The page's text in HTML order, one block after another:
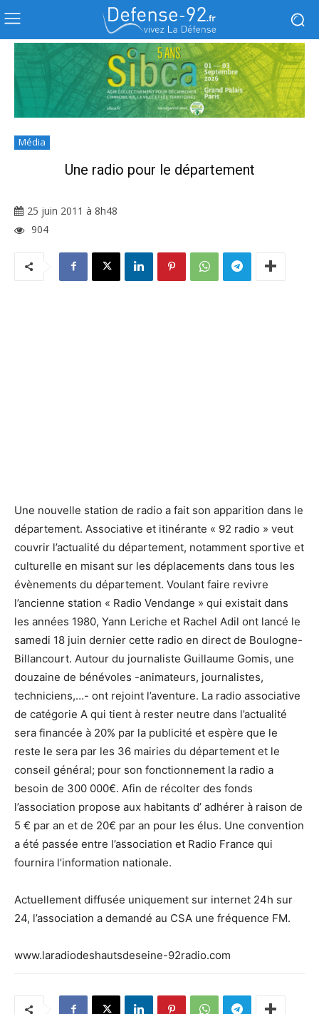
Média
Une radio pour le département
25 juin 2011 à 8h48
904
Une nouvelle station de radio a fait son apparition dans le
département. Associative et itinérante « 92 radio » veut
couvrir l’actualité du département, notamment sportive et
culturelle en misant sur les déplacements dans tous les
évènements du département. Voulant faire revivre
l’ancienne station « Radio Vendange » qui existait dans
les années 1980, Yann Leriche et Rachel Adil ont lancé le
samedi 18 juin dernier cette radio en direct de Boulogne-
Billancourt. Autour du journaliste Guillaume Gomis, une
douzaine de bénévoles -animateurs, journalistes,
techniciens,…- ont rejoint l’aventure. La radio associative
de catégorie A qui tient à rester neutre dans l’actualité
sera financée à 20% par la publicité et espère que le
reste le sera par les 36 mairies du département et le
conseil général; pour son fonctionnement la radio a
besoin de 300 000€. Afin de récolter des fonds
l’association propose aux habitants d’ adhérer à raison de
5 € par an et de 20€ par an pour les élus. Une convention
a été passée entre l’association et Radio France qui
fournira l’information nationale.
Actuellement diffusée uniquement sur internet 24h sur
24, l’association a demandé au CSA une fréquence FM.
www.laradiodeshautsdeseine-92radio.com